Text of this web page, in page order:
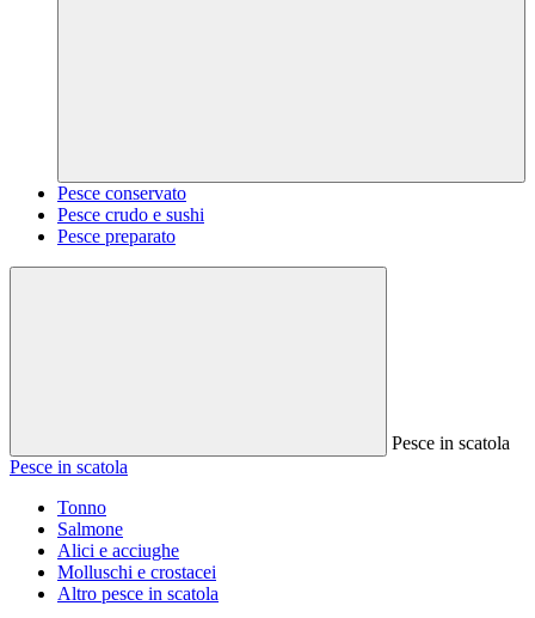
Pesce conservato
Pesce crudo e sushi
Pesce preparato
Pesce in scatola
Pesce in scatola
Tonno
Salmone
Alici e acciughe
Molluschi e crostacei
Altro pesce in scatola